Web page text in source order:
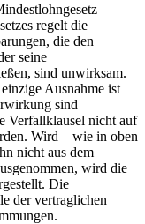
regelt die
die den
seine
sind unwirksam.
Ausnahme ist
sind
Verfallklausel nicht auf
Wird – wie in oben
nicht aus dem
wird die
Die
der vertraglichen